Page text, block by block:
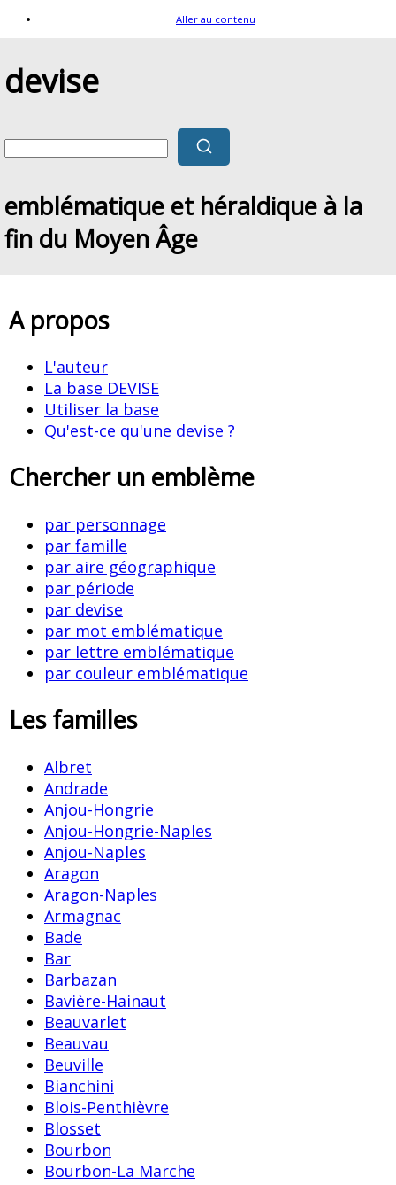
Aller au contenu
devise
emblématique et héraldique à la
fin du Moyen Âge
A propos
L'auteur
La base DEVISE
Utiliser la base
Qu'est-ce qu'une devise ?
Chercher un emblème
par personnage
par famille
par aire géographique
par période
par devise
par mot emblématique
par lettre emblématique
par couleur emblématique
Les familles
Albret
Andrade
Anjou-Hongrie
Anjou-Hongrie-Naples
Anjou-Naples
Aragon
Aragon-Naples
Armagnac
Bade
Bar
Barbazan
Bavière-Hainaut
Beauvarlet
Beauvau
Beuville
Bianchini
Blois-Penthièvre
Blosset
Bourbon
Bourbon-La Marche